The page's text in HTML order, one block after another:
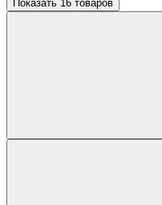
Показать 16 товаров